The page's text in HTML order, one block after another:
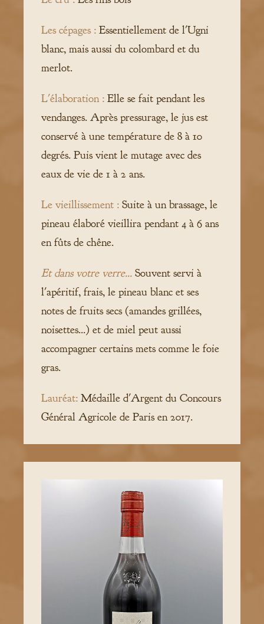
Les cépages : Essentiellement de l'Ugni
blanc, mais aussi du colombard et du
merlot.
L'élaboration : Elle se fait pendant les
vendanges. Après pressurage, le jus est
conservé à une température de 8 à 10
degrés. Puis vient le mutage avec des
eaux de vie de 1 à 2 ans.
Le vieillissement : Suite à un brassage, le
pineau élaboré vieillira pendant 4 à 6 ans
en fûts de chêne.
Et dans votre verre... Souvent servi à
l'apéritif, frais, le pineau blanc et ses
notes de fruits secs (amandes grillées,
noisettes...) et de miel peut aussi
accompagner certains mets comme le foie
gras.
Lauréat: Médaille d'Argent du Concours
Général Agricole de Paris en 2017.